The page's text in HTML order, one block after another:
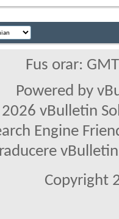
Fus orar:
Powered by
vBulletin
Engine
Copyright